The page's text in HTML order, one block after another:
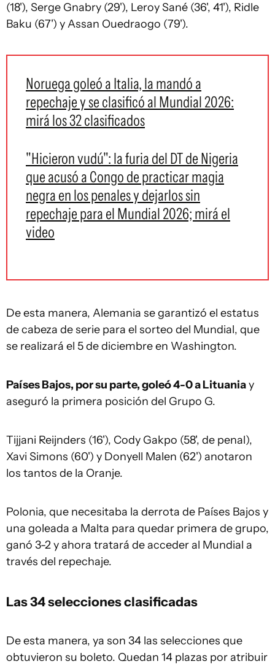
(18'), Serge Gnabry (29'), Leroy Sané (36', 41'), Ridle
Baku (67') y Assan Ouedraogo (79').
Noruega goleó a Italia, la mandó a
repechaje y se clasificó al Mundial 2026:
mirá los 32 clasificados
"Hicieron vudú": la furia del DT de Nigeria
que acusó a Congo de practicar magia
negra en los penales y dejarlos sin
repechaje para el Mundial 2026; mirá el
video
De esta manera, Alemania se garantizó el estatus
de cabeza de serie para el sorteo del Mundial, que
se realizará el 5 de diciembre en Washington.
Países Bajos, por su parte, goleó 4-0 a Lituaniay
aseguró la primera posición del Grupo G.
Tijjani Reijnders (16'), Cody Gakpo (58', de penal),
Xavi Simons (60') y Donyell Malen (62') anotaron
los tantos de la Oranje.
Polonia, que necesitaba la derrota de Países Bajos y
una goleada a Malta para quedar primera de grupo,
ganó 3-2 y ahora tratará de acceder al Mundial a
través del repechaje.
Las 34 selecciones clasificadas
De esta manera, ya son 34 las selecciones que
obtuvieron su boleto. Quedan 14 plazas por atribuir